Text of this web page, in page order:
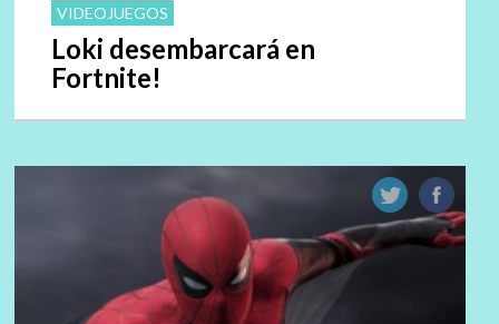
VIDEOJUEGOS
Loki desembarcará en
Fortnite!